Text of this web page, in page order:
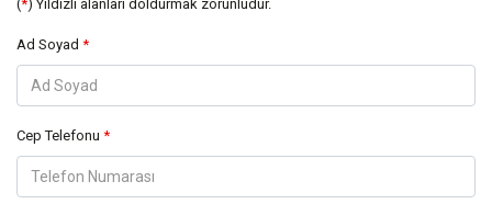
(*) Yıldızlı alanları doldurmak zorunludur.
Ad Soyad *
Cep Telefonu *